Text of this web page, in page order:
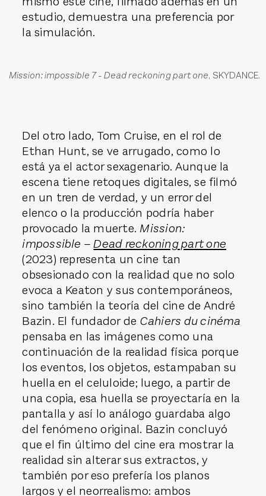
estudio, demuestra una preferencia por
la simulación.
Mission: impossible 7 - Dead reckoning part one, SKYDANCE.
Del otro lado, Tom Cruise, en el rol de
Ethan Hunt, se ve arrugado, como lo
está ya el actor sexagenario. Aunque la
escena tiene retoques digitales, se filmó
en un tren de verdad, y un error del
elenco o la producción podría haber
provocado la muerte. Mission:
impossible –Dead reckoning part one
(2023) representa un cine tan
obsesionado con la realidad que no solo
evoca a Keaton y sus contemporáneos,
sino también la teoría del cine de André
Bazin. El fundador de Cahiers du cinéma
pensaba en las imágenes como una
continuación de la realidad física porque
los eventos, los objetos, estampaban su
huella en el celuloide; luego, a partir de
una copia, esa huella se proyectaría en la
pantalla y así lo análogo guardaba algo
del fenómeno original. Bazin concluyó
que el fin último del cine era mostrar la
realidad sin alterar sus extractos, y
también por eso prefería los planos
largos y el neorrealismo: ambos